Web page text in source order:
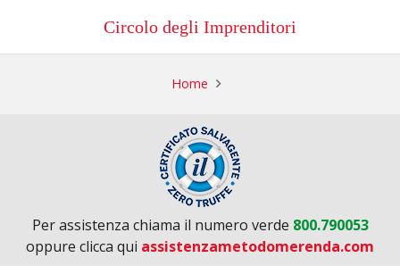
Circolo degli Imprenditori
Home
Per assistenza chiama il numero verde 800.790053
oppure clicca qui assistenzametodomerenda.com